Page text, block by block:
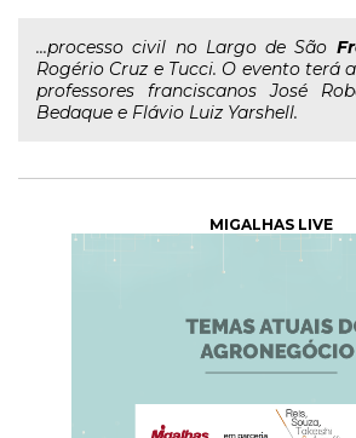
...processo civil no Largo de São
Rogério Cruz e Tucci. O evento terá
professores franciscanos José
Bedaque e Flávio Luiz Yarshell.
MIGALHAS LIVE